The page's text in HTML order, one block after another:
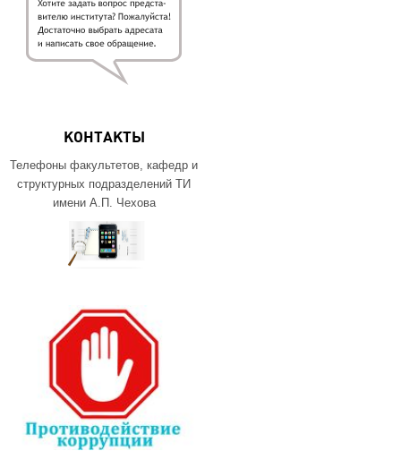
КОНТАКТЫ
Телефоны факультетов, кафедр и
структурных подразделений ТИ
имени А.П. Чехова